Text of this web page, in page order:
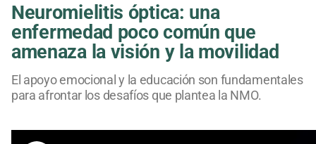
Neuromielitis óptica: una
enfermedad poco común que
amenaza la visión y la movilidad
El apoyo emocional y la educación son fundamentales
para afrontar los desafíos que plantea la NMO.